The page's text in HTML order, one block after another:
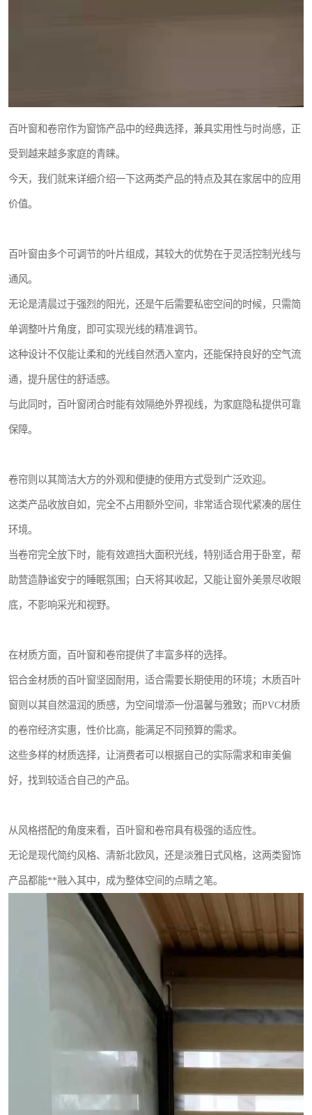
百叶窗和卷帘作为窗饰产品中的经典选择，兼具实用性与时尚感，正
受到越来越多家庭的青睐。
今天，我们就来详细介绍一下这两类产品的特点及其在家居中的应用
价值。
百叶窗由多个可调节的叶片组成，其较大的优势在于灵活控制光线与
通风。
无论是清晨过于强烈的阳光，还是午后需要私密空间的时候，只需简
单调整叶片角度，即可实现光线的精准调节。
这种设计不仅能让柔和的光线自然洒入室内，还能保持良好的空气流
通，提升居住的舒适感。
与此同时，百叶窗闭合时能有效隔绝外界视线，为家庭隐私提供可靠
保障。
卷帘则以其简洁大方的外观和便捷的使用方式受到广泛欢迎。
这类产品收放自如，完全不占用额外空间，非常适合现代紧凑的居住
环境。
当卷帘完全放下时，能有效遮挡大面积光线，特别适合用于卧室，帮
助营造静谧安宁的睡眠氛围；白天将其收起，又能让窗外美景尽收眼
底，不影响采光和视野。
在材质方面，百叶窗和卷帘提供了丰富多样的选择。
铝合金材质的百叶窗坚固耐用，适合需要长期使用的环境；木质百叶
窗则以其自然温润的质感，为空间增添一份温馨与雅致；而PVC材质
的卷帘经济实惠，性价比高，能满足不同预算的需求。
这些多样的材质选择，让消费者可以根据自己的实际需求和审美偏
好，找到较适合自己的产品。
从风格搭配的角度来看，百叶窗和卷帘具有极强的适应性。
无论是现代简约风格、清新北欧风，还是淡雅日式风格，这两类窗饰
产品都能**融入其中，成为整体空间的点睛之笔。